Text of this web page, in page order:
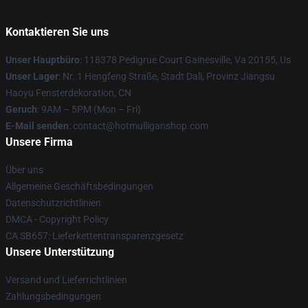
Kontaktieren Sie uns
Unser Hauptbüro: 118378 Pedigrue Court Gainesville, Va 20155, Us
Unser Lager: Nr. 1 Hengfeng Straße, Stadt Dali, Provinz Jiangsu
Haoyu Fensterdekoration, CN
Geruch: 9AM – 5PM (Mon – Fri)
E-Mail senden: contact@hotmulliganshop.com
Unsere Firma
Über uns
Allgemeine Geschäftsbedingungen
Datenschutzrichtlinien
DMCA - Copyright Policy
CA SB657: Lieferkettentransparenzgesetz
Unsere Unterstützung
Versand und Lieferrichtlinien
Zahlungsbedingungen